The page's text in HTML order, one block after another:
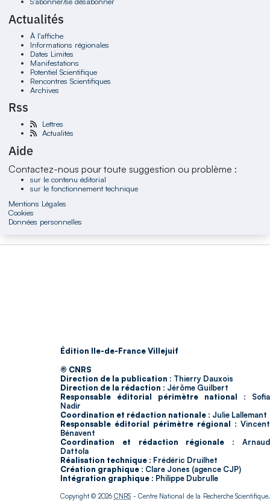
Actualités
À l'affiche
Informations régionales
Dates Limites
Manifestations
Potentiel Scientifique
Rencontres Scientifiques
Archives
Rss
Lettres
Actualités
Aide
Contactez-nous pour toute suggestion ou problème :
sur le contenu éditorial
sur le fonctionnement technique
Mentions Légales
Cookies
Données personnelles
Édition Ile-de-France Villejuif
© CNRS
Direction de la publication : Thierry Dauxois
Direction de la rédaction : Jérôme Guilbert
Responsable éditorial périmètre national : Sofia
Nadir
Coordination et rédaction nationale : Julie Lallemant
Responsable éditorial périmètre régional : Vincent
Bénavent
Coordination et rédaction régionale : Arnaud
Dattola
Réalisation technique : Frédéric Druilhet
Création graphique : Clare Jones (agence CJP)
Intégration graphique : Philippe Dubrulle
Copyright © 2026CNRS - Centre National de la Recherche Scientifique.